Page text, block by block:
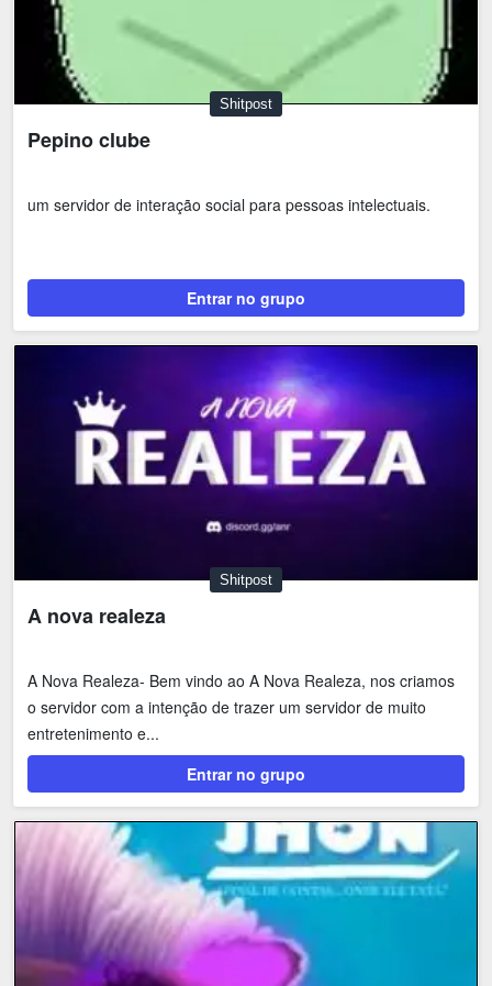
Shitpost
Pepino clube
um servidor de interação social para pessoas intelectuais.
Entrar no grupo
Shitpost
A nova realeza
A Nova Realeza- Bem vindo ao A Nova Realeza, nos criamos
o servidor com a intenção de trazer um servidor de muito
entretenimento e...
Entrar no grupo